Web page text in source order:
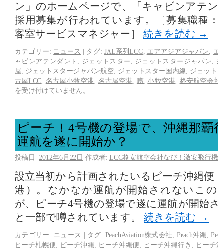
ン」のホームページで、「キャビンアテ
採用募集が行われています。［募集職種
客室サービスマネジャー］ 続きを読む →
カテゴリー: ニュース | タグ: JAL系列LCC エアアジアジャパン
ャビンアテンダント
ジェットスター ジェットスタージャパン
屋
ジェットスタージャパン航空 ジェットスター国内線
ジェッ
古屋LCC 名古屋小牧空港 名古屋空港 噂 ,小牧空港
格安航空会
を受け付けていません。
ピーチ！4号機の登場で、沖縄那
運航を遂に開始か？
投稿日: 2012年6月22日 作成者: LCC格安航空会社なび！激安飛行
設立当初から計画されたいるピーチ沖縄便
港）。なかなか運航が開始されないこ
が、ピーチ4号機の登場で遂に運航が開始
と一部で噂されています。 続きを読む →
カテゴリー: ニュース | タグ: PeachAviation株式会社 Peach沖縄 ,
ピーチ札幌便
ピーチ沖縄 ピーチ沖縄便 ピーチ沖縄行き
ピー